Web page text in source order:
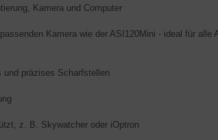
Kamera und Computer
Kamera wie der ASI120Mini - ideal für alle
präzises Scharfstellen
z. B. Skywatcher oder iOptron